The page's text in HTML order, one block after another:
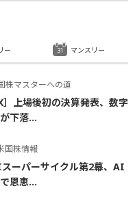
株マスターへの道
］上場後初の決算発表、数字
下落...
国株情報
スーパーサイクル第2幕、AI
恩恵...
ー マンスリー